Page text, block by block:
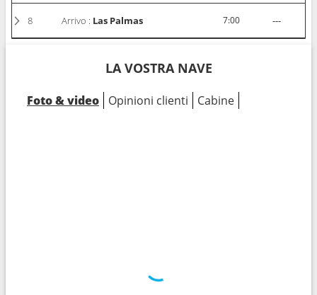
8 Arrivo : Las Palmas 7:00 ---
LA VOSTRA NAVE
Foto & video Opinioni clienti Cabine